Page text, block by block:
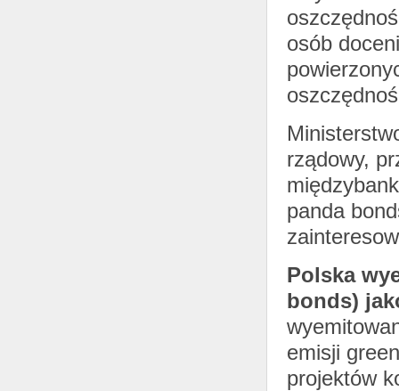
osób
rządowy,
panda
Polska
bonds)
emisji
projektów